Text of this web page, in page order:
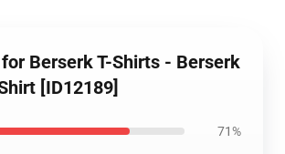
Berserk T-Shirts - Berserk
[ID12189]
71%